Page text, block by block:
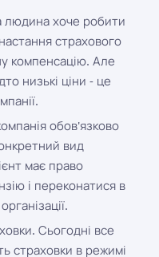
людина хоче робити
страхового
компенсацію. Але
низькі ціни - це
обов'язково
вид
має право
і переконатися в
Сьогодні все
страховки в режимі